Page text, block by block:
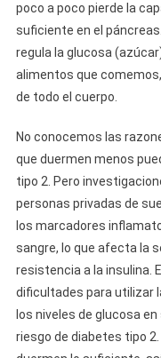
poco a poco pierde la
suficiente en el
regula la glucosa
alimentos que
de todo el cuerpo.
No conocemos las
que duermen menos
tipo 2. Pero
personas privadas de
los marcadores
sangre, lo que afecta la
resistencia a la insulina.
dificultades para utilizar
los niveles de glucosa
riesgo de diabetes tipo